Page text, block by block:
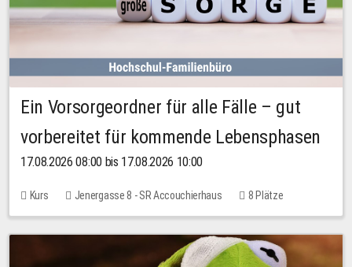
Ein Vorsorgeordner für alle Fälle – gut
vorbereitet für kommende Lebensphasen
17.08.2026 08:00 bis 17.08.2026 10:00
Kurs Jenergasse 8 - SR Accouchierhaus 8 Plätze